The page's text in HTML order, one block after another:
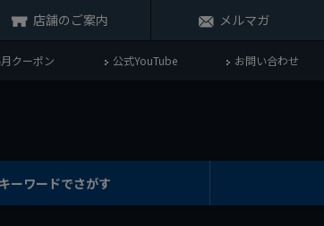
店舗のご案内 メルマガ
クーポン 公式YouTube お問い合わせ
キーワードでさがす